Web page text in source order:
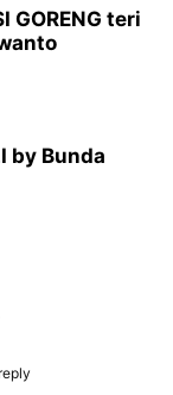
GORENG teri
by Bunda